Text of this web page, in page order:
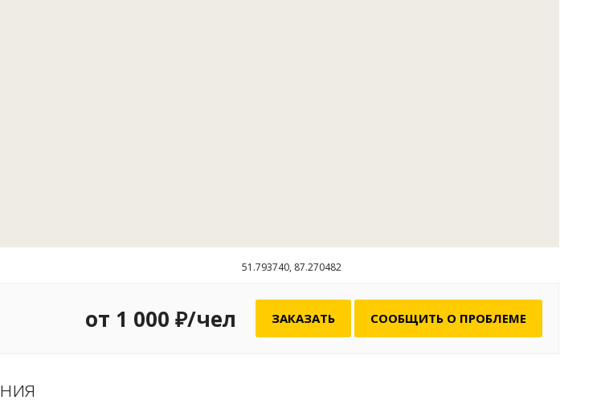
51.793740, 87.270482
от 1 000 ₽/чел ЗАКАЗАТЬ СООБЩИТЬ О ПРОБЛЕМЕ